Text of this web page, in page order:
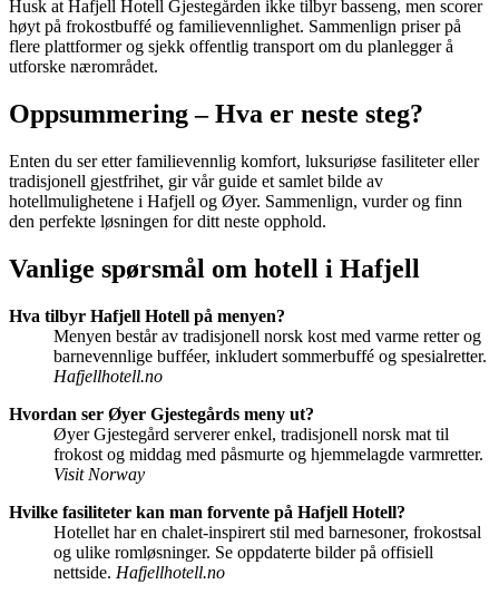
Husk at Hafjell Hotell Gjestegården ikke tilbyr basseng, men scorer
høyt på frokostbuffé og familievennlighet. Sammenlign priser på
flere plattformer og sjekk offentlig transport om du planlegger å
utforske nærområdet.
Oppsummering – Hva er neste steg?
Enten du ser etter familievennlig komfort, luksuriøse fasiliteter eller
tradisjonell gjestfrihet, gir vår guide et samlet bilde av
hotellmulighetene i Hafjell og Øyer. Sammenlign, vurder og finn
den perfekte løsningen for ditt neste opphold.
Vanlige spørsmål om hotell i Hafjell
Hva tilbyr Hafjell Hotell på menyen?
Menyen består av tradisjonell norsk kost med varme retter og
barnevennlige bufféer, inkludert sommerbuffé og spesialretter.
Hafjellhotell.no
Hvordan ser Øyer Gjestegårds meny ut?
Øyer Gjestegård serverer enkel, tradisjonell norsk mat til
frokost og middag med påsmurte og hjemmelagde varmretter.
Visit Norway
Hvilke fasiliteter kan man forvente på Hafjell Hotell?
Hotellet har en chalet-inspirert stil med barnesoner, frokostsal
og ulike romløsninger. Se oppdaterte bilder på offisiell
nettside. Hafjellhotell.no